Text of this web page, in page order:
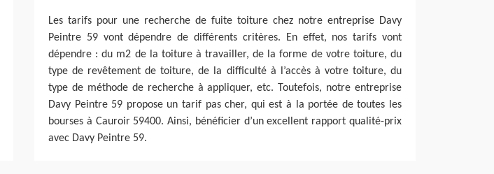
Les tarifs pour une recherche de fuite toiture chez notre entreprise Davy
Peintre 59 vont dépendre de différents critères. En effet, nos tarifs vont
dépendre : du m2 de la toiture à travailler, de la forme de votre toiture, du
type de revêtement de toiture, de la difficulté à l’accès à votre toiture, du
type de méthode de recherche à appliquer, etc. Toutefois, notre entreprise
Davy Peintre 59 propose un tarif pas cher, qui est à la portée de toutes les
bourses à Cauroir 59400. Ainsi, bénéficier d’un excellent rapport qualité-prix
avec Davy Peintre 59.